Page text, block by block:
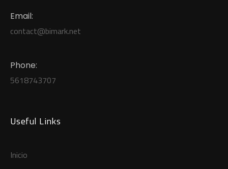
Email:
contact@bimark.net
Phone:
5618743707
Useful Links
Inicio